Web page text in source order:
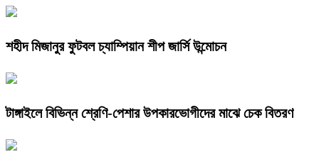
শহীদ মিজানুর ফুটবল চ্যাম্পিয়ান শীপ জার্সি উন্মোচন
টাঙ্গাইলে বিভিন্ন শ্রেণি-পেশার উপকারভোগীদের মাঝে চেক বিতরণ